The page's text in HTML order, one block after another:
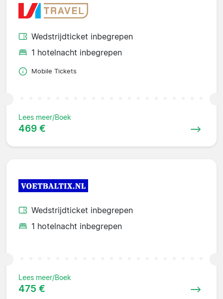
Wedstrijdticket inbegrepen
1 hotelnacht inbegrepen
Mobile Tickets
Lees meer/Boek
469 €
Wedstrijdticket inbegrepen
1 hotelnacht inbegrepen
Lees meer/Boek
475 €